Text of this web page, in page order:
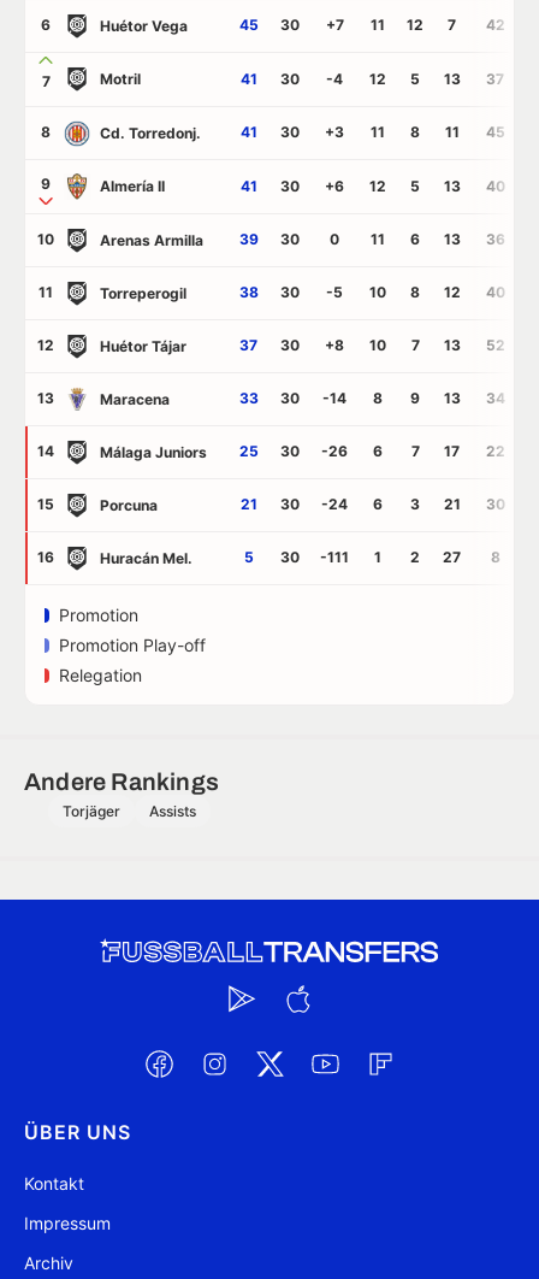
6 Huétor Vega 45 30 +7 11 12 7 42
7 Motril 41 30 -4 12 5 13 37
8 Cd. Torredonj. 41 30 +3 11 8 11 45
9 Almería II 41 30 +6 12 5 13 40
10 Arenas Armilla 39 30 0 11 6 13 36
11 Torreperogil 38 30 -5 10 8 12 40
12 Huétor Tájar 37 30 +8 10 7 13 52
13 Maracena 33 30 -14 8 9 13 34
14 Málaga Juniors 25 30 -26 6 7 17 22
15 Porcuna 21 30 -24 6 3 21 30
16 Huracán Mel. 5 30 -111 1 2 27 8
Promotion
Promotion Play-off
Relegation
Andere Rankings
Torjäger Assists
ÜBER UNS
Kontakt
Impressum
Archiv